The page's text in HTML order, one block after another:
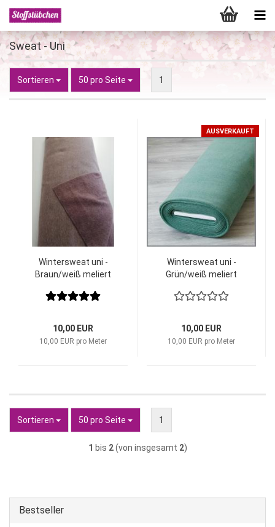
Sweat - Uni
Sortieren
Sortieren 50 pro Seite
pro Seite 1
Wintersweat uni -
Braun/weiß meliert
10,00 EUR
10,00 EUR pro Meter
AUSVERKAUFT
Wintersweat uni -
Grün/weiß meliert
10,00 EUR
10,00 EUR pro Meter
Sortieren
Sortieren 50 pro Seite
pro Seite 1
1 bis 2(von insgesamt 2)
Bestseller